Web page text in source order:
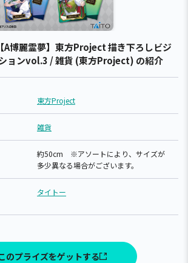
A博麗霊夢】東方Project 描き下ろしビジ
ョンvol.3 / 雑貨 (東方Project) の紹介
東方Project
雑貨
約50cm ※アソートにより、サイズが
多少異なる場合がございます。
タイトー
のプライズをゲットする